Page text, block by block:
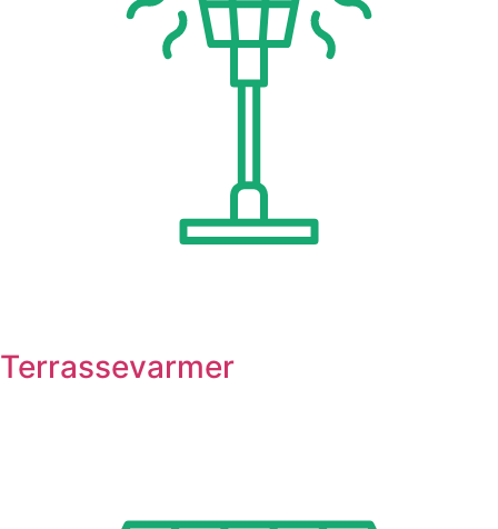
Terrassevarmer